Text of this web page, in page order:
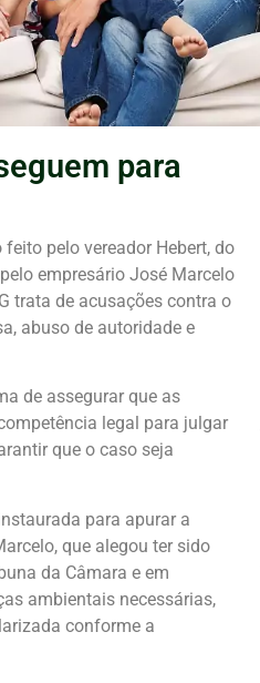
para
pelo vereador Hebert, do
empresário José Marcelo
trata de acusações contra o
abuso de autoridade e
de assegurar que as
legal para julgar
que o caso seja
para apurar a
que alegou ter sido
da Câmara e em
ambientais necessárias,
conforme a